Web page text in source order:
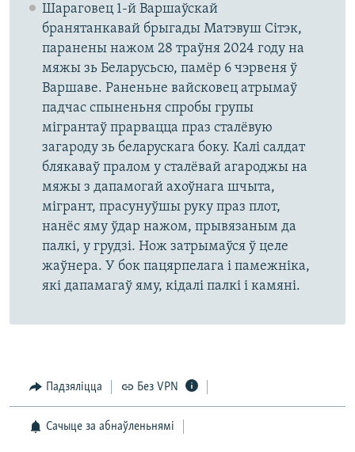
Шараговец 1-й Варшаўскай
бранятанкавай брыгады Матэвуш Сітэк,
паранены нажом 28 траўня 2024 году на
мяжы зь Беларусьсю, памёр 6 чэрвеня ў
Варшаве. Раненьне вайсковец атрымаў
падчас спыненьня спробы групы
мігрантаў прарвацца праз сталёвую
загароду зь беларускага боку. Калі салдат
блякаваў пралом у сталёвай агароджы на
мяжы з дапамогай ахоўнага шчыта,
мігрант, прасунуўшы руку праз плот,
нанёс яму ўдар нажом, прывязаным да
палкі, у грудзі. Нож затрымаўся ў целе
жаўнера. У бок пацярпелага і памежніка,
які дапамагаў яму, кідалі палкі і камяні.
Падзяліцца Без VPN
Сачыце за абнаўленьнямі